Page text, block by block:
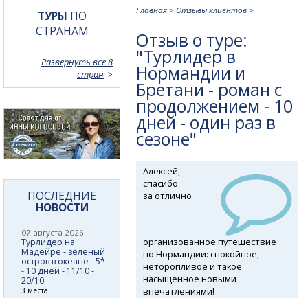
Главная > Отзывы клиентов >
Отзыв о туре:
"Турлидер в
Нормандии и
Бретани - роман с
продолжением - 10
дней - один раз в
сезоне"
Алексей,
спасибо
за отлично
организованное путешествие
по Нормандии: спокойное,
неторопливое и такое
насыщенное новыми
впечатлениями!
ТУРЫ ПО
СТРАНАМ
Развернуть все 8
стран
ПОСЛЕДНИЕ
НОВОСТИ
07 августа 2026
Турлидер на
Мадейре - зеленый
остров в океане - 5*
- 10 дней - 11/10 -
20/10
3 места